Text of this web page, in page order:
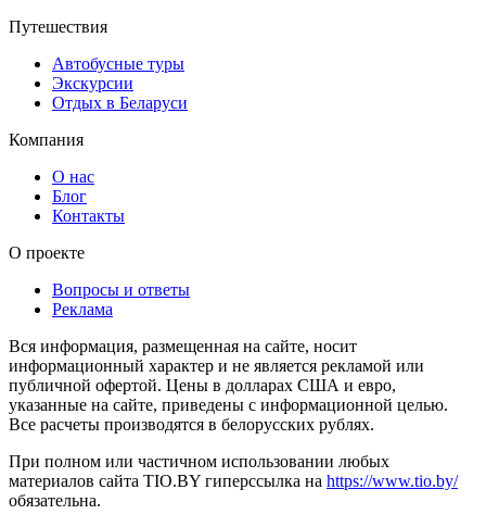
Путешествия
Автобусные туры
Экскурсии
Отдых в Беларуси
Компания
О нас
Блог
Контакты
О проекте
Вопросы и ответы
Реклама
Вся информация, размещенная на сайте, носит
информационный характер и не является рекламой или
публичной офертой. Цены в долларах США и евро,
указанные на сайте, приведены с информационной целью.
Все расчеты производятся в белорусских рублях.
При полном или частичном использовании любых
материалов сайта TIO.BY гиперссылка на https://www.tio.by/
обязательна.